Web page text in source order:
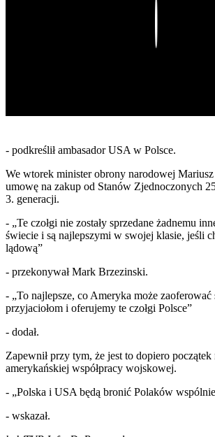
- podkreślił ambasador USA w Polsce.
We wtorek minister obrony narodowej Mariusz
umowę na zakup od Stanów Zjednoczonych
3. generacji.
- „Te czołgi nie zostały sprzedane żadnemu
świecie i są najlepszymi w swojej klasie, jeśli
lądową”
- przekonywał Mark Brzezinski.
- „To najlepsze, co Ameryka może
przyjaciołom i oferujemy te czołgi Polsce”
- dodał.
Zapewnił przy tym, że jest to dopiero
amerykańskiej współpracy wojskowej.
- „Polska i USA będą bronić Polaków
- wskazał.